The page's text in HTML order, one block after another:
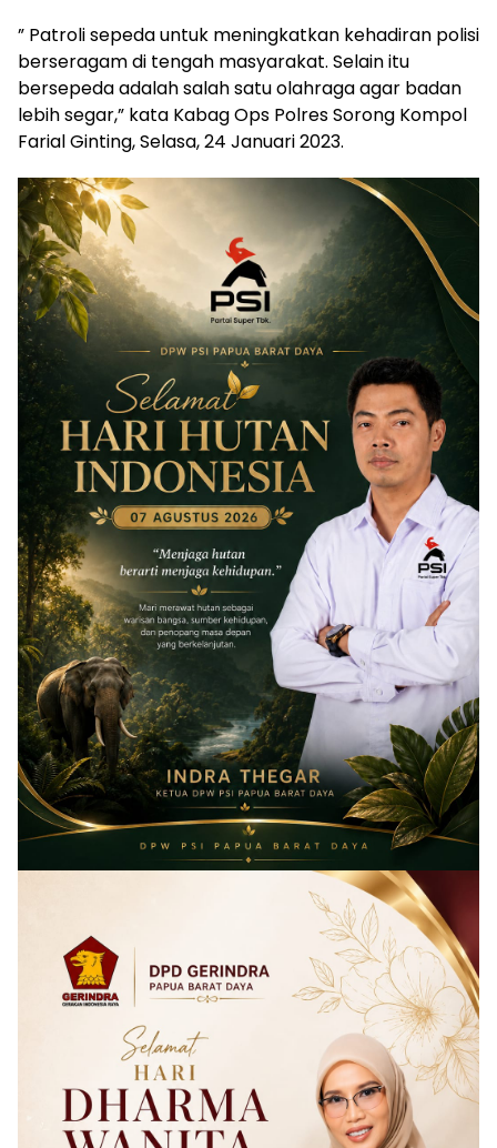
” Patroli sepeda untuk meningkatkan kehadiran polisi
berseragam di tengah masyarakat. Selain itu
bersepeda adalah salah satu olahraga agar badan
lebih segar,” kata Kabag Ops Polres Sorong Kompol
Farial Ginting, Selasa, 24 Januari 2023.